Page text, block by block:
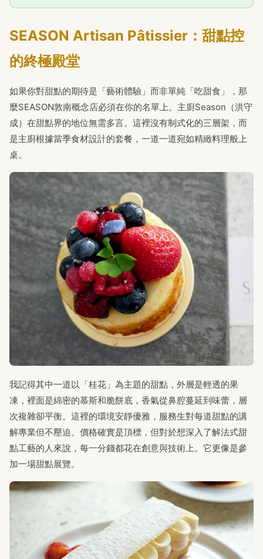
SEASON Artisan Pâtissier：甜點控
的終極殿堂
如果你對甜點的期待是「藝術體驗」而非單純「吃甜食」，那
麼SEASON敦南概念店必須在你的名單上。主廚Season（洪守
成）在甜點界的地位無需多言。這裡沒有制式化的三層架，而
是主廚根據當季食材設計的套餐，一道一道宛如精緻料理般上
桌。
我記得其中一道以「桂花」為主題的甜點，外層是輕透的果
凍，裡面是綿密的慕斯和脆餅底，香氣從鼻腔蔓延到味蕾，層
次複雜卻平衡。這裡的環境安靜優雅，服務生對每道甜點的講
解專業但不壓迫。價格確實是頂標，但對於想深入了解法式甜
點工藝的人來說，每一分錢都花在創意與技術上。它更像是參
加一場甜點展覽。